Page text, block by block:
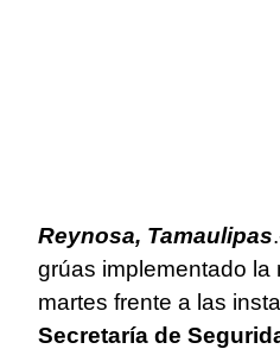
Reynosa, Tamaulipas
grúas implementado la
martes frente a las
Secretaría de